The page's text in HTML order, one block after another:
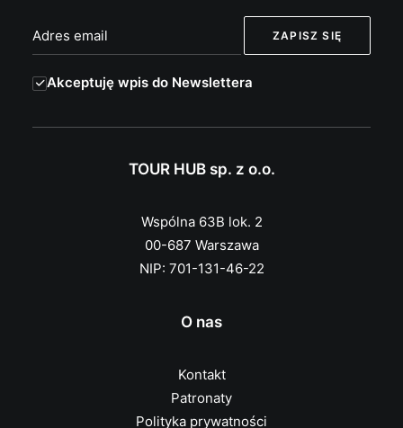
Akceptuję wpis do Newslettera
TOUR HUB sp. z o.o.
Wspólna 63B lok. 2
00-687 Warszawa
NIP: 701-131-46-22
O nas
Kontakt
Patronaty
Polityka prywatności